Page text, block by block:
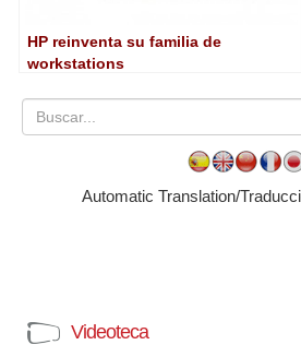
HP reinventa su familia de
workstations
Automatic Translation/
Videoteca